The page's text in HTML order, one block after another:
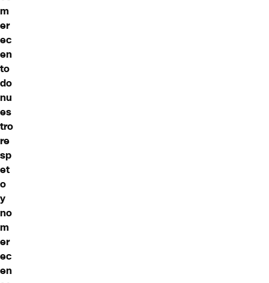
m
er
ec
en
to
do
nu
es
tro
re
sp
et
o
y
no
m
er
ec
en